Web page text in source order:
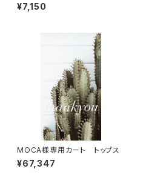
¥7,150
MOCA様専用カート トップス
¥67,347